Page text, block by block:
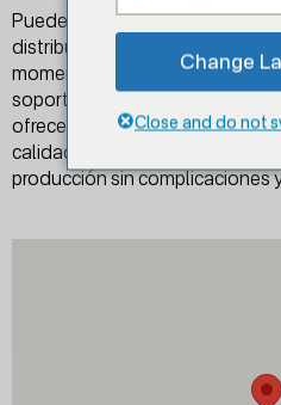
Puede encontrar aquí a
distribuidores en su región y
momento para obtener más
soporte técnico y servicios. Big
ofrecer productos y servicios
calidad a la industria ganadera
producción sin complicaciones
Change
Close and do not